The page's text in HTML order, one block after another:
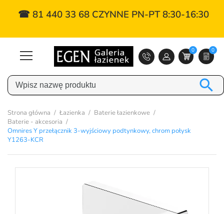
☎ 81 440 33 68 CZYNNE PN-PT 8:30-16:30
0 0

Strona główna Łazienka
Baterie łazienkowe
Baterie - akcesoria
Omnires Y przełącznik 3-wyjściowy podtynkowy, chrom połysk
Y1263-KCR